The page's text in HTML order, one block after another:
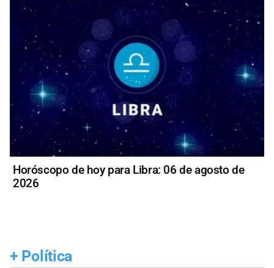
Horóscopo de hoy para Libra: 06 de agosto de
2026
+ Política